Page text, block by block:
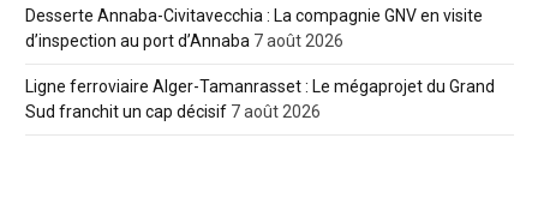
Desserte Annaba-Civitavecchia : La compagnie GNV en visite
d’inspection au port d’Annaba 7 août 2026
Ligne ferroviaire Alger-Tamanrasset : Le mégaprojet du Grand
Sud franchit un cap décisif 7 août 2026